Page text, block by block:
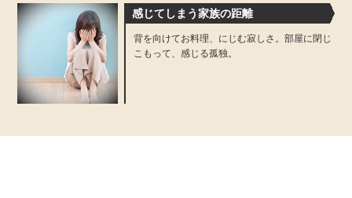
感じてしまう家族の距離
背を向けてお料理、にじむ寂しさ。部屋に閉じ
こもって、感じる孤独。